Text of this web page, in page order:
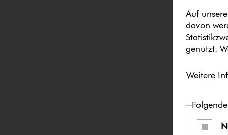
Auf
davon
genutzt.
Weitere